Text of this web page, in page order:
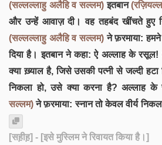
(सल्लल्लाहु अलैहि व सल्लम)इतबान
और उन्हें आवाज़ दी। वह तहबंद खींचते हुए
(सल्लल्लाहु अलैहि व सल्लम) ने फ़रमाया:
दिया है। इतबान ने कहा: ऐ अल्लाह के
क्या ख़्याल है, जिसे उसकी पत्नी से जल्दी हटा
निकला हो, उसे क्या करना है? अल्लाह के
सल्लम)ने फ़रमाया: स्नान तो केवल वीर्य
[सह़ीह़] - [इसे मुस्लिम ने रिवायत किया है।]